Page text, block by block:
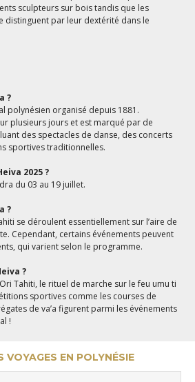
sculpteurs sur bois tandis que les
distinguent par leur dextérité dans le
?
polynésien organisé depuis 1881.
plusieurs jours et est marqué par de
des spectacles de danse, des concerts
sportives traditionnelles.
2025 ?
du 03 au 19 juillet.
?
se déroulent essentiellement sur l’aire de
Cependant, certains événements peuvent
qui varient selon le programme.
?
Tahiti, le rituel de marche sur le feu umu ti
sportives comme les courses de
de va’a figurent parmi les événements
!
VOYAGES EN POLYNÉSIE